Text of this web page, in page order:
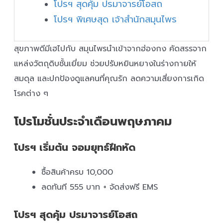
โปรฯ สุดคุ้ม ปรมาจารย์โอสถ
โปรฯ พิเศษสุด เจ้าสำนักสมุนไพร
สุขภาพดีมีเฮไปกับ สมุนไพรนำเข้าจากฮ่องกง คัดสรรจาก
แหล่งวัตถุดิบชั้นเยี่ยม ช่วยปรับหยินหยางในร่างกายให้
สมดุล และปกป้องดูแลคนที่คุณรัก ลดความเสี่ยงการเกิด
โรคต่าง ๆ
โปรโมชั่นประจำเดือนพฤษภาคม
โปรฯ เริ่มต้น จอมยุทธ์ฝึกหัด
ซื้อสินค้าครบ 10,000
ลดทันที 555 บาท + จัดส่งฟรี EMS
โปรฯ สุดคุ้ม ปรมาจารย์โอสถ